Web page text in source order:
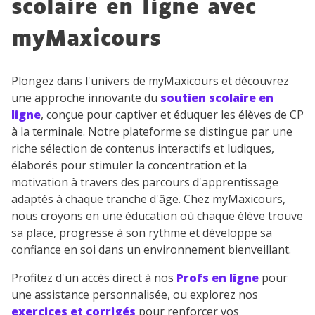
scolaire en ligne avec
myMaxicours
Plongez dans l'univers de myMaxicours et découvrez
une approche innovante du soutien scolaire en
ligne, conçue pour captiver et éduquer les élèves de CP
à la terminale. Notre plateforme se distingue par une
riche sélection de contenus interactifs et ludiques,
élaborés pour stimuler la concentration et la
motivation à travers des parcours d'apprentissage
adaptés à chaque tranche d'âge. Chez myMaxicours,
nous croyons en une éducation où chaque élève trouve
sa place, progresse à son rythme et développe sa
confiance en soi dans un environnement bienveillant.
Profitez d'un accès direct à nos Profs en ligne pour
une assistance personnalisée, ou explorez nos
exercices et corrigés pour renforcer vos
désinscrire à tout moment, à travers le lien de
désinscription présent dans chaque newsletter. Pour
en savoir plus sur la gestion de vos données
personnelles et pour exercer vos droits, vous pouvez